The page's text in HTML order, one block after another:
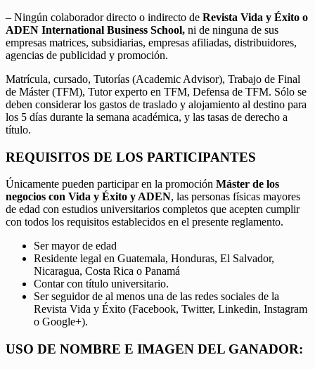
– Ningún colaborador directo o indirecto de Revista Vida y Éxito o
ADEN International Business School, ni de ninguna de sus
empresas matrices, subsidiarias, empresas afiliadas, distribuidores,
agencias de publicidad y promoción.
Matrícula, cursado, Tutorías (Academic Advisor), Trabajo de Final
de Máster (TFM), Tutor experto en TFM, Defensa de TFM. Sólo se
deben considerar los gastos de traslado y alojamiento al destino para
los 5 días durante la semana académica, y las tasas de derecho a
título.
REQUISITOS DE LOS PARTICIPANTES
Únicamente pueden participar en la promoción Máster de los
negocios con Vida y Éxito y ADEN, las personas físicas mayores
de edad con estudios universitarios completos que acepten cumplir
con todos los requisitos establecidos en el presente reglamento.
Ser mayor de edad
Residente legal en Guatemala, Honduras, El Salvador,
Nicaragua, Costa Rica o Panamá
Contar con título universitario.
Ser seguidor de al menos una de las redes sociales de la
Revista Vida y Éxito (Facebook, Twitter, Linkedin, Instagram
o Google+).
USO DE NOMBRE E IMAGEN DEL GANADOR: